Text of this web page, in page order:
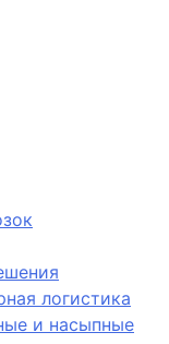
логистика
и насыпные